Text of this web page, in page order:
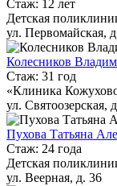
Стаж: 12 лет
Детская
ул. Первомайская,
Колесников
Стаж: 31 год
«Клиника
ул. Святоозерская,
Пухова Татьяна
Стаж: 24 года
Детская
ул. Веерная, д. 36